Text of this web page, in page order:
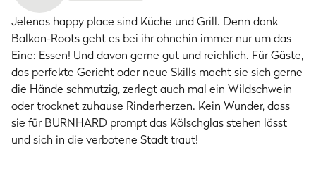
Jelenas happy place sind Küche und Grill. Denn dank
Balkan-Roots geht es bei ihr ohnehin immer nur um das
Eine: Essen! Und davon gerne gut und reichlich. Für Gäste,
das perfekte Gericht oder neue Skills macht sie sich gerne
die Hände schmutzig, zerlegt auch mal ein Wildschwein
oder trocknet zuhause Rinderherzen. Kein Wunder, dass
sie für BURNHARD prompt das Kölschglas stehen lässt
und sich in die verbotene Stadt traut!